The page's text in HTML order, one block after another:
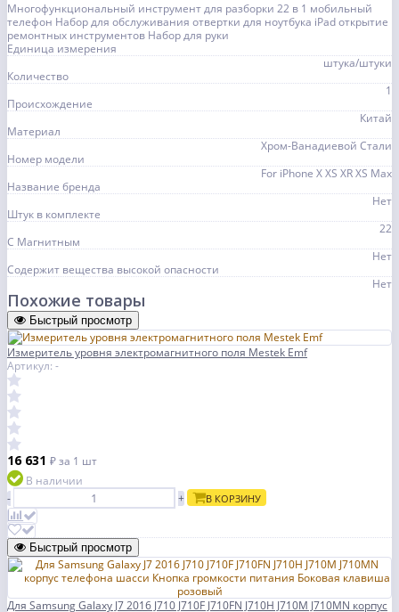
Многофункциональный инструмент для разборки 22 в 1 мобильный
телефон Набор для обслуживания отвертки для ноутбука iPad открытие
ремонтных инструментов Набор для руки
Единица измерения
штука/штуки
Количество
1
Происхождение
Китай
Материал
Хром-Ванадиевой Стали
Номер модели
For iPhone X XS XR XS Max
Название бренда
Нет
Штук в комплекте
22
С Магнитным
Нет
Содержит вещества высокой опасности
Нет
Похожие товары
Быстрый просмотр
Измеритель уровня электромагнитного поля Mestek Emf
Артикул: -
16 631 ₽за 1 шт
В наличии
-
+ В КОРЗИНУ
Быстрый просмотр
Для Samsung Galaxy J7 2016 J710 J710F J710FN J710H J710M J710MN корпус